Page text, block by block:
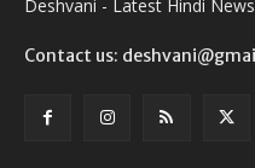
Deshvani - Latest Hindi
Contact us: